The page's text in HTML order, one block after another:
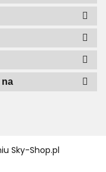
na
Sky-Shop.pl